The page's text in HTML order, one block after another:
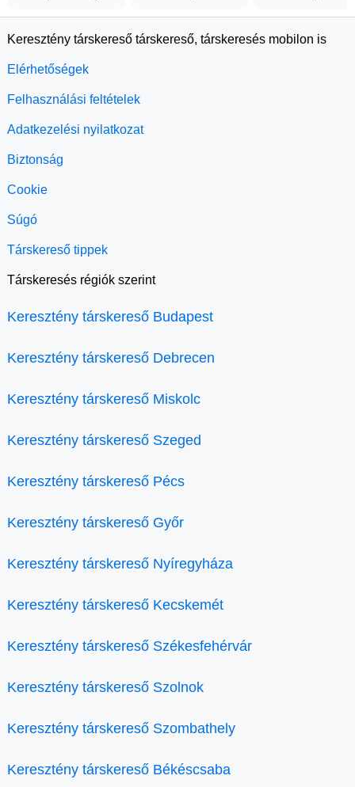
Keresztény társkereső társkereső, társkeresés mobilon is
Elérhetőségek
Felhasználási feltételek
Adatkezelési nyilatkozat
Biztonság
Cookie
Súgó
Társkereső tippek
Társkeresés régiók szerint
Keresztény társkereső Budapest
Keresztény társkereső Debrecen
Keresztény társkereső Miskolc
Keresztény társkereső Szeged
Keresztény társkereső Pécs
Keresztény társkereső Győr
Keresztény társkereső Nyíregyháza
Keresztény társkereső Kecskemét
Keresztény társkereső Székesfehérvár
Keresztény társkereső Szolnok
Keresztény társkereső Szombathely
Keresztény társkereső Békéscsaba